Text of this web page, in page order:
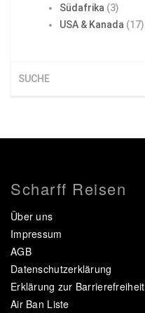
Südafrika (3)
USA & Kanada (17)
Scharff Reisen
Über uns
Impressum
AGB
Datenschutzerklärung
Erklärung zur Barrierefreiheit
Air Ban Liste